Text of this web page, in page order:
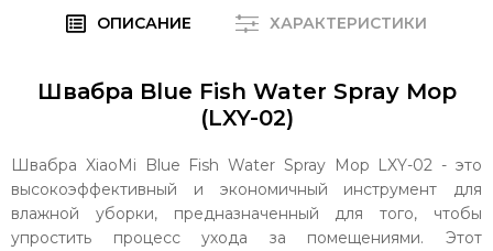
ОПИСАНИЕ ХАРАКТЕРИСТИКИ
Швабра Blue Fish Water Spray Mop
(LXY-02)
Швабра XiaoMi Blue Fish Water Spray Mop LXY-02 - это
высокоэффективный и экономичный инструмент для
влажной уборки, предназначенный для того, чтобы
упростить процесс ухода за помещениями. Этот